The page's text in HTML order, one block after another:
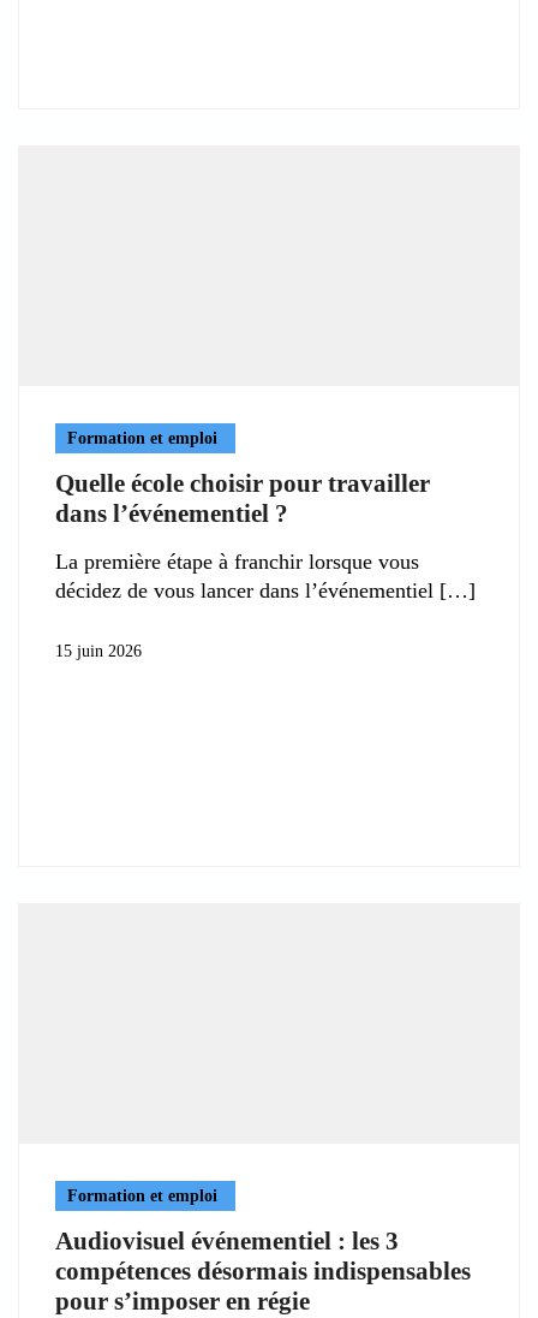
Formation et emploi
Quelle école choisir pour travailler
dans l’événementiel ?
La première étape à franchir lorsque vous
décidez de vous lancer dans l’événementiel
15 juin 2026
Formation et emploi
Audiovisuel événementiel : les 3
compétences désormais indispensables
pour s’imposer en régie